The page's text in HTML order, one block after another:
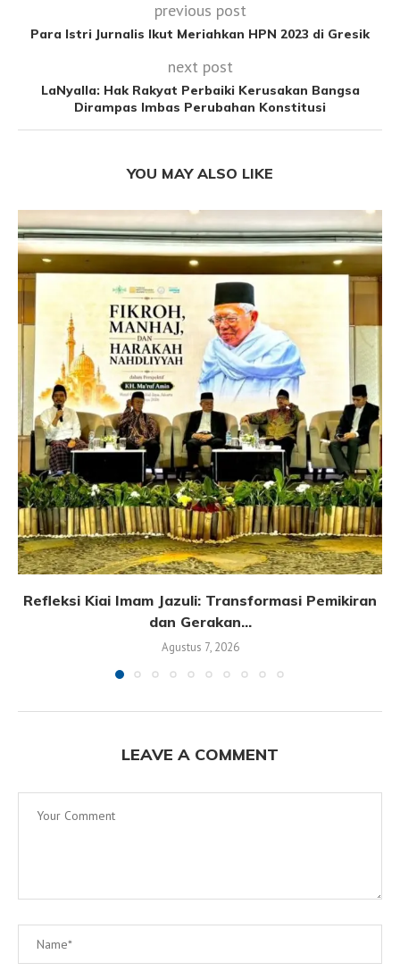
previous post
Para Istri Jurnalis Ikut Meriahkan HPN 2023 di Gresik
next post
LaNyalla: Hak Rakyat Perbaiki Kerusakan Bangsa
Dirampas Imbas Perubahan Konstitusi
YOU MAY ALSO LIKE
Refleksi Kiai Imam Jazuli: Transformasi Pemikiran
dan Gerakan...
Agustus 7, 2026
LEAVE A COMMENT